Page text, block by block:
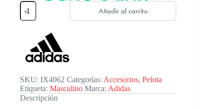
Adidas
Ball
Champions
cantidad
Añadir al carrito
SKU: IX4062 Categorías: Accesorios, Pelota
Etiqueta: Masculino Marca: Adidas
Descripción